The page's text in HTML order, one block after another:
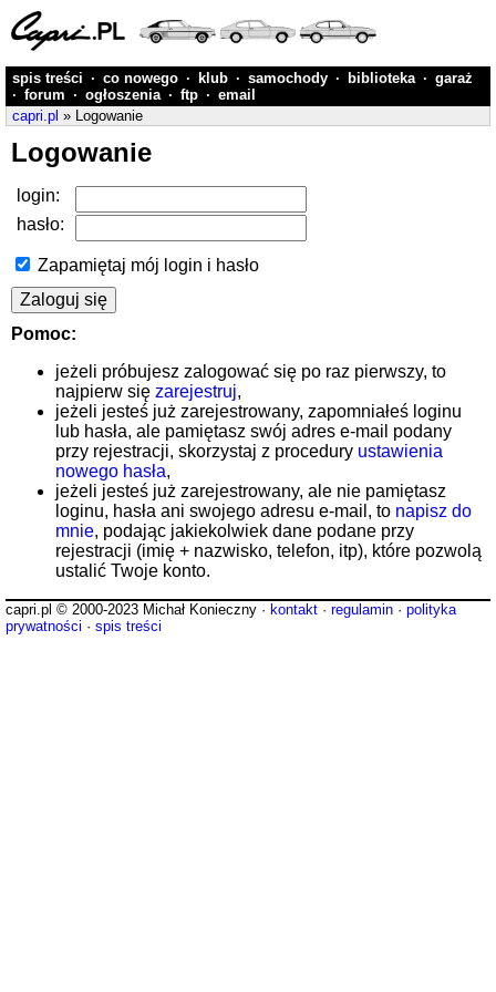
spis treści · co nowego · klub · samochody · biblioteka · garaż
· forum · ogłoszenia · ftp · email
capri.pl » Logowanie
Logowanie
login:
hasło:
Zapamiętaj mój login i hasło
Pomoc:
jeżeli próbujesz zalogować się po raz pierwszy, to
najpierw się zarejestruj,
jeżeli jesteś już zarejestrowany, zapomniałeś loginu
lub hasła, ale pamiętasz swój adres e-mail podany
przy rejestracji, skorzystaj z procedury ustawienia
nowego hasła,
jeżeli jesteś już zarejestrowany, ale nie pamiętasz
loginu, hasła ani swojego adresu e-mail, to napisz do
mnie, podając jakiekolwiek dane podane przy
rejestracji (imię + nazwisko, telefon, itp), które pozwolą
ustalić Twoje konto.
capri.pl © 2000-2023 Michał Konieczny · kontakt · regulamin · polityka
prywatności · spis treści